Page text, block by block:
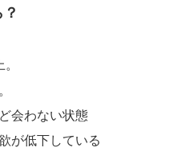
会わない状態
が低下している